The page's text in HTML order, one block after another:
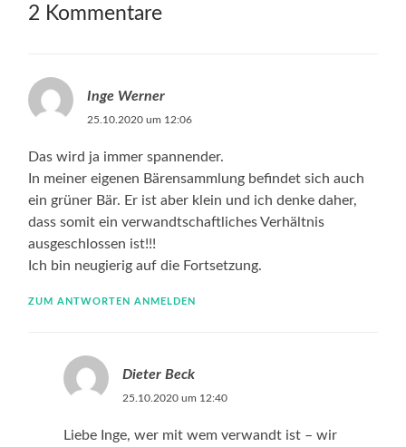
2 Kommentare
Inge Werner
25.10.2020 um 12:06
Das wird ja immer spannender.
In meiner eigenen Bärensammlung befindet sich auch
ein grüner Bär. Er ist aber klein und ich denke daher,
dass somit ein verwandtschaftliches Verhältnis
ausgeschlossen ist!!!
Ich bin neugierig auf die Fortsetzung.
ZUM ANTWORTEN ANMELDEN
Dieter Beck
25.10.2020 um 12:40
Liebe Inge, wer mit wem verwandt ist – wir